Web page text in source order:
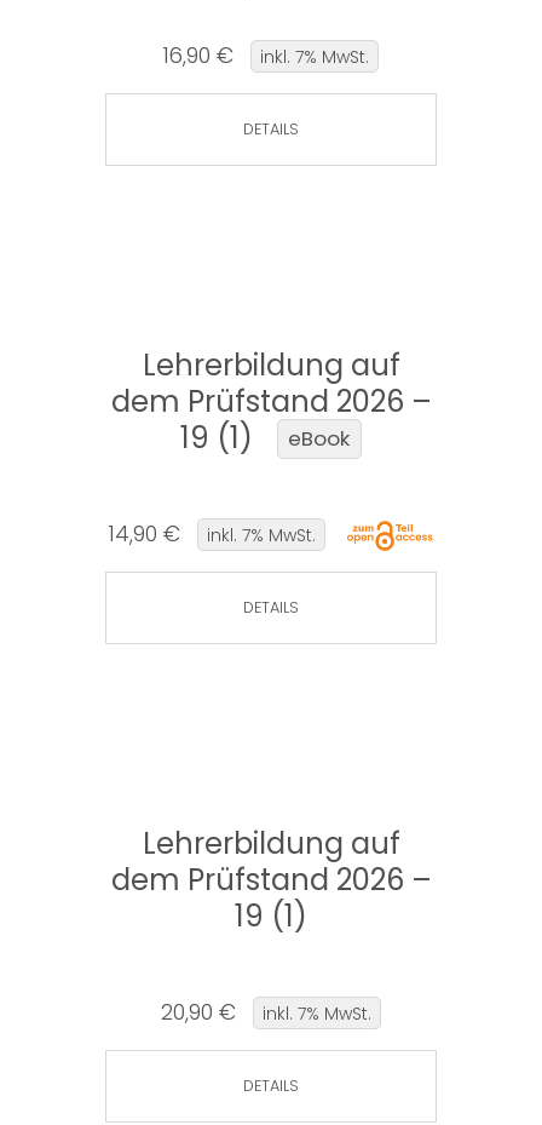
16,90 € inkl. 7% MwSt.
DETAILS
Lehrerbildung auf
dem Prüfstand 2026 –
19 (1)
eBook
14,90 € inkl. 7% MwSt.
DETAILS
Lehrerbildung auf
dem Prüfstand 2026 –
19 (1)
20,90 € inkl. 7% MwSt.
DETAILS